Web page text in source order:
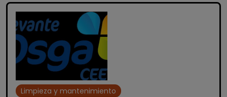
Limpieza y mantenimiento